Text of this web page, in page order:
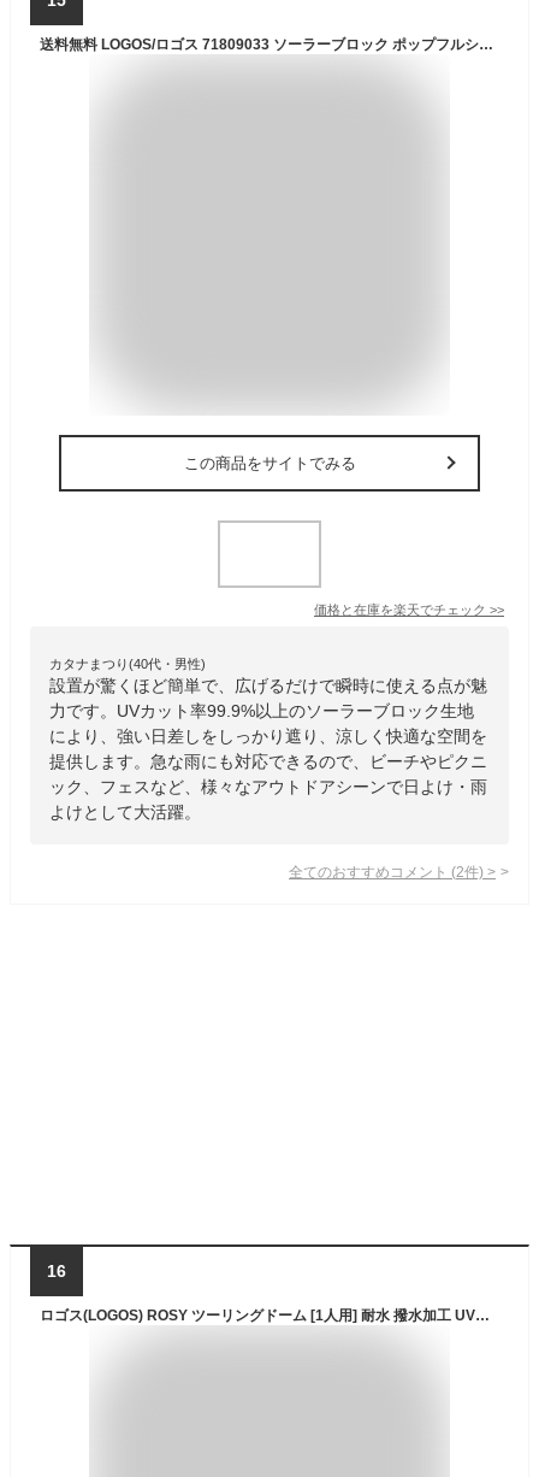
送料無料 LOGOS/ロゴス 71809033 ソーラーブロック ポップフルシェルター ポップアップテント ポップアップシェルター 簡単テント 雨よけ 日よけ サンシェードキャンプ用品 アウトドア バーベキュー 庭遊び 遊具 あす楽対応 お買い物マラソン 開催
この商品をサイトでみる
価格と在庫を楽天でチェック >>
カタナまつり(40代・男性)
設置が驚くほど簡単で、広げるだけで瞬時に使える点が魅
力です。UVカット率99.9%以上のソーラーブロック生地
により、強い日差しをしっかり遮り、涼しく快適な空間を
提供します。急な雨にも対応できるので、ビーチやピクニ
ック、フェスなど、様々なアウトドアシーンで日よけ・雨
よけとして大活躍。
全てのおすすめコメント (2件) >
16
ロゴス(LOGOS) ROSY ツーリングドーム [1人用] 耐水 撥水加工 UVカット加工 キャリーバッグ付き